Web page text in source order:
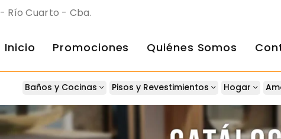
- Río Cuarto - Cba.
Inicio Promociones Quiénes Somos
Baños y Cocinas Pisos y Revestimientos Hogar